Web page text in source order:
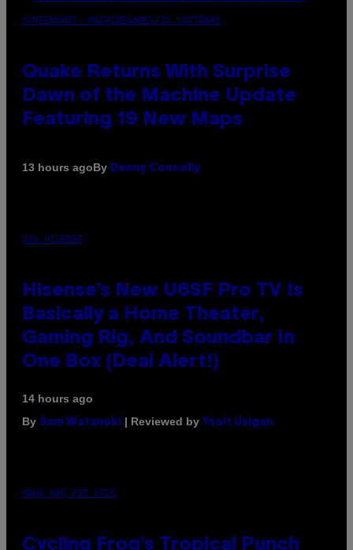
SCREENSHOT: MACHINEGAMES/ID SOFTWARE
Quake Returns With Surprise
Dawn of the Machine Update
Featuring 19 New Maps
13 hours agoBy Denny Connolly
VIA HISENSE
Hisense’s New U6SF Pro TV Is
Basically a Home Theater,
Gaming Rig, And Soundbar In
One Box (Deal Alert!)
14 hours ago
By Sam Watanuki | Reviewed by Ysolt Usigan
MAHA HAQ FOR VICE
Cycling Frog’s Tropical Punch